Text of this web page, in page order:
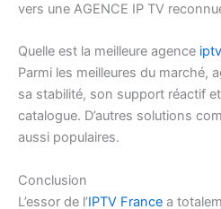
vers une AGENCE IP TV
Quelle est la meilleure agence
Parmi les meilleures du marché,
sa stabilité, son support réactif
catalogue. D’autres solutions
aussi populaires.
Conclusion
L’essor de l’IPTV France a